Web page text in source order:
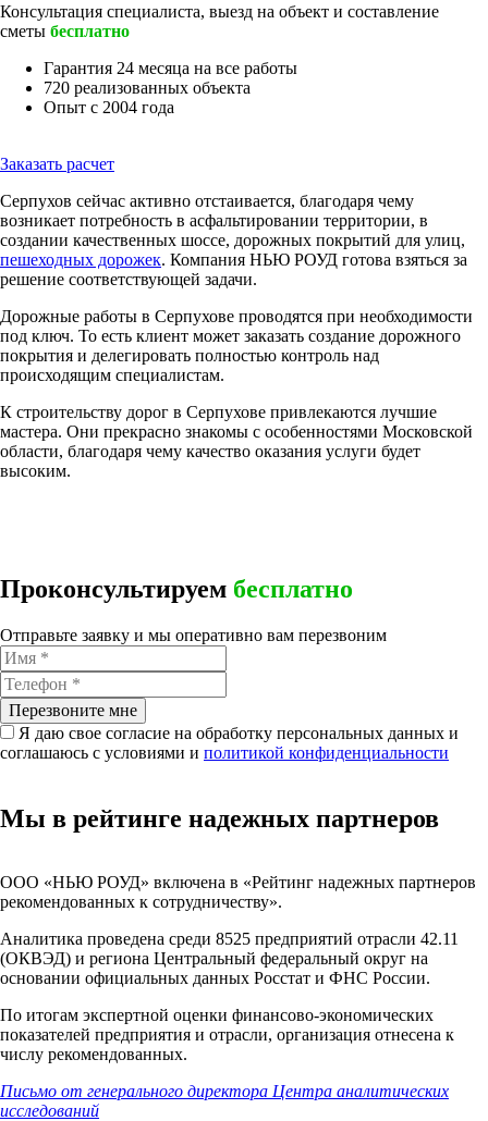
Консультация специалиста, выезд на объект и составление
сметы бесплатно
Гарантия 24 месяца на все работы
720 реализованных объекта
Опыт с 2004 года
Заказать расчет
Серпухов сейчас активно отстаивается, благодаря чему
возникает потребность в асфальтировании территории, в
создании качественных шоссе, дорожных покрытий для улиц,
пешеходных дорожек. Компания НЬЮ РОУД готова взяться за
решение соответствующей задачи.
Дорожные работы в Серпухове проводятся при необходимости
под ключ. То есть клиент может заказать создание дорожного
покрытия и делегировать полностью контроль над
происходящим специалистам.
К строительству дорог в Серпухове привлекаются лучшие
мастера. Они прекрасно знакомы с особенностями Московской
области, благодаря чему качество оказания услуги будет
высоким.
Проконсультируем бесплатно
Отправьте заявку и мы оперативно вам перезвоним
Перезвоните мне
Я даю свое согласие на обработку персональных данных и
соглашаюсь с условиями и политикой конфиденциальности
Мы в рейтинге надежных партнеров
ООО «НЬЮ РОУД» включена в «Рейтинг надежных партнеров
рекомендованных к сотрудничеству».
Аналитика проведена среди 8525 предприятий отрасли 42.11
(ОКВЭД) и региона Центральный федеральный округ на
основании официальных данных Росстат и ФНС России.
По итогам экспертной оценки финансово-экономических
показателей предприятия и отрасли, организация отнесена к
числу рекомендованных.
Письмо от генерального директора Центра аналитических
исследований